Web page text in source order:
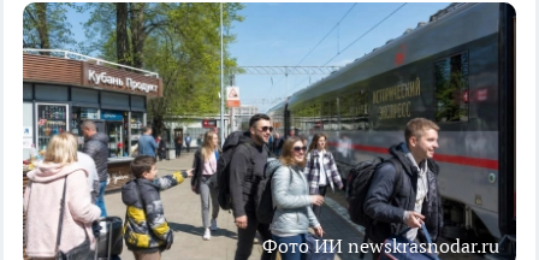
Фото ИИ newskrasnodar.ru